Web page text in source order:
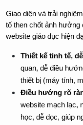
Giao diện và trải
tố then chốt ảnh
website giáo dục hiện
Thiết kế tinh tế,
quan, dễ điều
thiết bị (máy tính,
Điều hướng rõ
website mạch lạc,
học, dễ đọc, giúp